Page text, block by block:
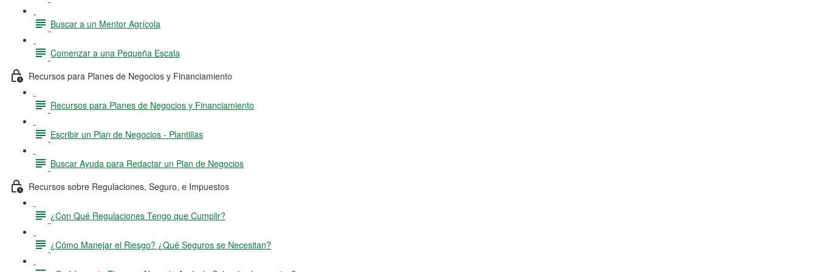
Buscar a un Mentor Agrícola
Comenzar a una Pequeña Escala
Recursos para Planes de Negocios y Financiamiento
Recursos para Planes de Negocios y Financiamiento
Escribir un Plan de Negocios - Plantillas
Buscar Ayuda para Redactar un Plan de Negocios
Recursos sobre Regulaciones, Seguro, e Impuestos
¿Con Qué Regulaciones Tengo que Cumplir?
¿Cómo Manejar el Riesgo? ¿Qué Seguros se Necesitan?